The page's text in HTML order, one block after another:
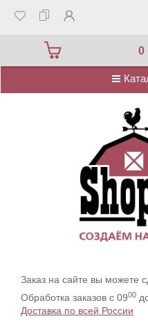
0
Каталог товаров
Заказ на сайте вы можете
Обработка заказов с 0900
Доставка по всей России